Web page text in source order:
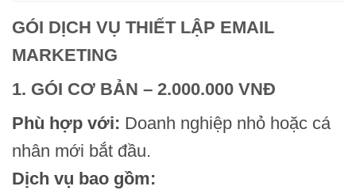
GÓI DỊCH VỤ THIẾT LẬP EMAIL
MARKETING
1. GÓI CƠ BẢN – 2.000.000 VNĐ
Phù hợp với: Doanh nghiệp nhỏ hoặc cá
nhân mới bắt đầu.
Dịch vụ bao gồm: